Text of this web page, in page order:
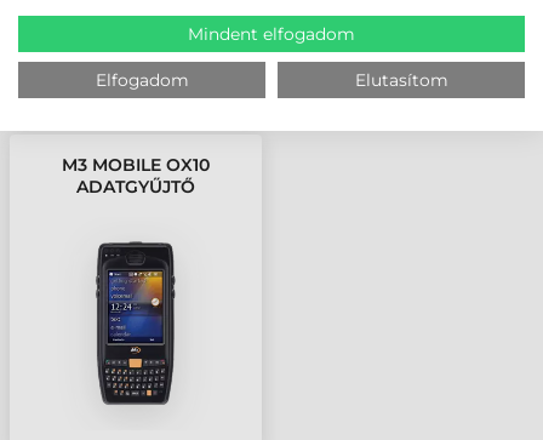
KÖVESSE BE YOUTUBE CSATORNÁNKAT!
LEGUTÓBB MEGTEKINTETT TERMÉKEK
M3 MOBILE OX10
ADATGYŰJTŐ
Mindent elfogadom
Elfogadom Elutasítom